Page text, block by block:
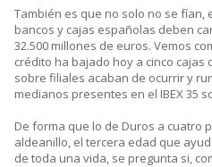
También es que no solo no se fían,
bancos y cajas españolas deben
32.500 millones de euros. Vemos
crédito ha bajado hoy a cinco cajas
sobre filiales acaban de ocurrir y
medianos presentes en el IBEX 35
De forma que lo de Duros a cuatro
aldeanillo, el tercera edad que
de toda una vida, se pregunta si,